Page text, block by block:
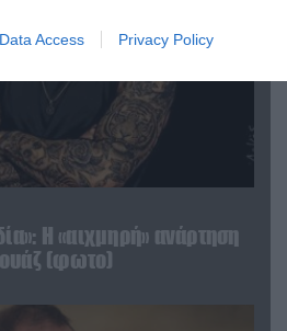
Data Access Privacy Policy
Η «αιχμηρή» ανάρτηση
(φωτο)